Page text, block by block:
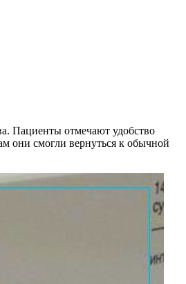
Пациенты отмечают удобство
они смогли вернуться к обычной